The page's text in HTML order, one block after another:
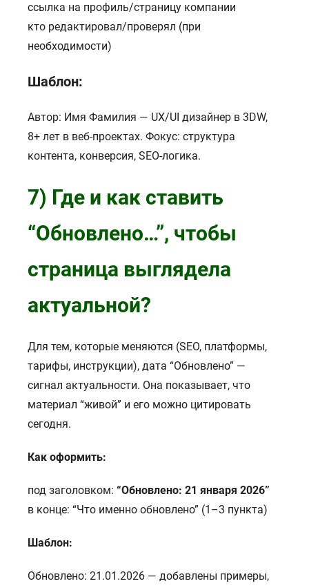
ссылка на профиль/страницу компании
кто редактировал/проверял (при
необходимости)
Шаблон:
Автор: Имя Фамилия — UX/UI дизайнер в 3DW,
8+ лет в веб-проектах. Фокус: структура
контента, конверсия, SEO-логика.
7) Где и как ставить
“Обновлено…”, чтобы
страница выглядела
актуальной?
Для тем, которые меняются (SEO, платформы,
тарифы, инструкции), дата “Обновлено” —
сигнал актуальности. Она показывает, что
материал “живой” и его можно цитировать
сегодня.
Как оформить:
под заголовком: “Обновлено: 21 января 2026”
в конце: “Что именно обновлено” (1–3 пункта)
Шаблон:
Обновлено: 21.01.2026 — добавлены примеры,
О НАС
УСЛУГИ
БРИФЫ
КАРЬЕРА
БЛОГ
КОНТАКТЫ